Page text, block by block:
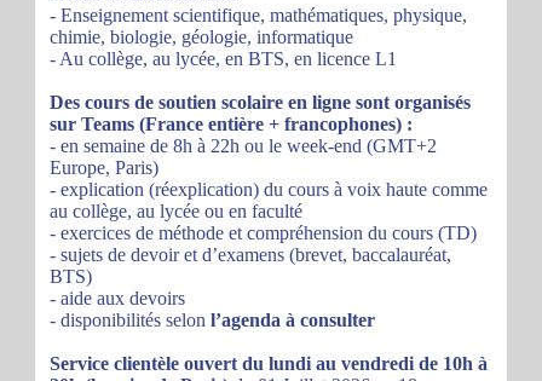
- Enseignement scientifique, mathématiques, physique,
chimie, biologie, géologie, informatique
- Au collège, au lycée, en BTS, en licence L1
Des cours de soutien scolaire en ligne sont organisés
sur Teams (France entière + francophones) :
- en semaine de 8h à 22h ou le week-end (GMT+2
Europe, Paris)
- explication (réexplication) du cours à voix haute comme
au collège, au lycée ou en faculté
- exercices de méthode et compréhension du cours (TD)
- sujets de devoir et d’examens (brevet, baccalauréat,
BTS)
- aide aux devoirs
- disponibilités selon l’agenda à consulter
Service clientèle ouvert du lundi au vendredi de 10h à